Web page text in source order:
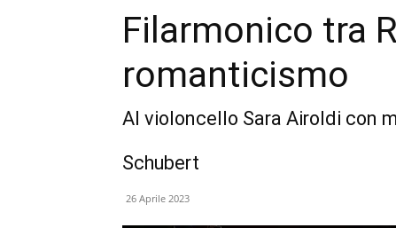
Filarmonico tra
romanticismo
Al violoncello Sara Airoldi con
Schubert
26 Aprile 2023